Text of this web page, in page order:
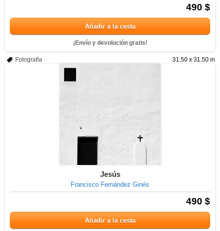
490 $
Añadir a la cesta
¡Envío y devolución gratis!
31.50 x 31.50 in
Fotografía
Jesús
Francisco Fernández Ginés
490 $
Añadir a la cesta